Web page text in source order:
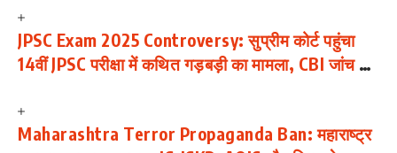
JPSC Exam 2025 Controversy: सुप्रीम कोर्ट पहुंचा
14वीं JPSC परीक्षा में कथित गड़बड़ी का मामला, CBI जांच की
Maharashtra Terror Propaganda Ban: महाराष्ट्र